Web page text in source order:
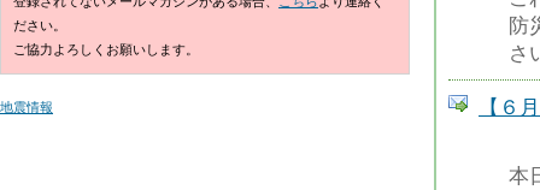
防
さ
【６
本
ださい。
ご協力よろしくお願いします。
地震情報